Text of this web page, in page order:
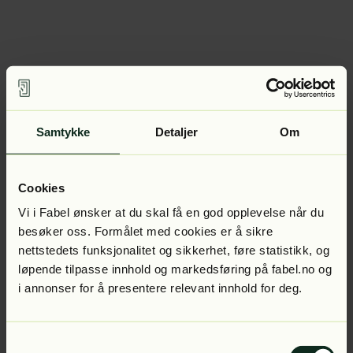
Samtykke Detaljer Om
Cookies
Vi i Fabel ønsker at du skal få en god opplevelse når du
besøker oss. Formålet med cookies er å sikre
nettstedets funksjonalitet og sikkerhet, føre statistikk, og
løpende tilpasse innhold og markedsføring på fabel.no og
i annonser for å presentere relevant innhold for deg.